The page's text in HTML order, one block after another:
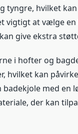
tyngre, hvilket
vigtigt at vælge
give ekstra
i hofter og
hvilket kan
med en
der kan